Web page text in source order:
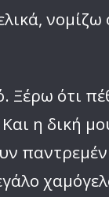
Ξέρω ότι
η δική